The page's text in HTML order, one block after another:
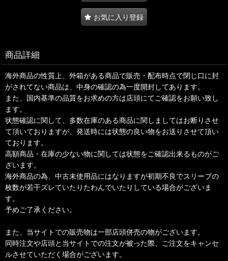
お気に入り登録
商品詳細
海外商品の性質上、外箱がある商品で販売・配布時点で閉じ口に封
がされてない商品は、中身の確認の為一度開封してあります。
また、国内基準の品質をお求めの方は店頭にてご確認をお願い致し
ます。
状態確認に関して、多数在庫のある商品に関しましてはお断りさせ
て頂いておりますが、発送時には状態の良い物をお送りさせて頂い
ております。
高額商品・在庫の少ない物に関しては状態をご確認出来るものがご
ざいます。
海外商品の為、中古未使用品にはなりますが初期不良でスリーブの
枚数が若干ズレていたりたわんでいたりしている場合がございま
す。
予めご了承ください。
また、当サイトでの販売物は一部店頭併売の物がございます。
同時注文や店頭と当サイトでの注文が被った際、ご注文をキャンセ
ルさせていただく場合がございます。